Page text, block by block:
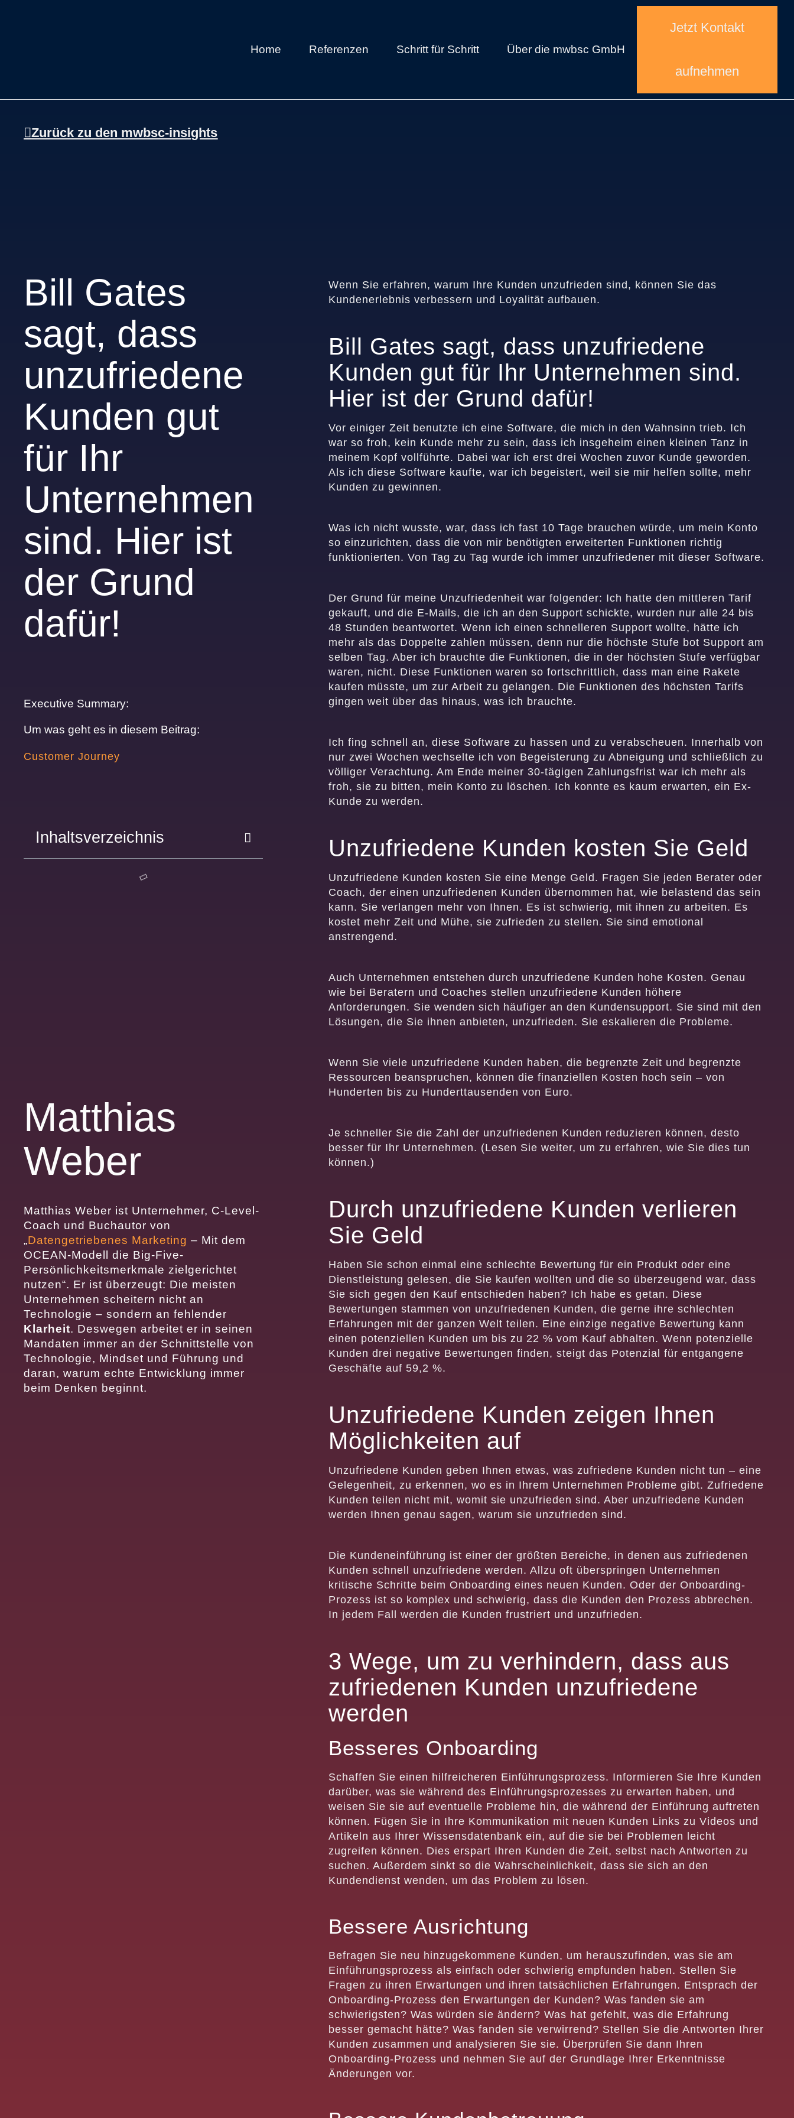
Home Referenzen Schritt für Schritt Über die mwbsc GmbH
Jetzt Kontakt
aufnehmen
Zurück zu den mwbsc-insights
Bill Gates
sagt, dass
unzufriedene
Kunden gut
für Ihr
Unternehmen
sind. Hier ist
der Grund
dafür!
Executive Summary:
Um was geht es in diesem Beitrag:
Customer Journey
Inhaltsverzeichnis
Matthias
Weber
Matthias Weber ist Unternehmer, C-Level-
Coach und Buchautor von
„Datengetriebenes Marketing – Mit dem
OCEAN-Modell die Big-Five-
Persönlichkeitsmerkmale zielgerichtet
nutzen“. Er ist überzeugt: Die meisten
Unternehmen scheitern nicht an
Technologie – sondern an fehlender
Klarheit. Deswegen arbeitet er in seinen
Mandaten immer an der Schnittstelle von
Technologie, Mindset und Führung und
daran, warum echte Entwicklung immer
beim Denken beginnt.
Wenn Sie erfahren, warum Ihre Kunden unzufrieden sind, können Sie das
Kundenerlebnis verbessern und Loyalität aufbauen.
Bill Gates sagt, dass unzufriedene
Kunden gut für Ihr Unternehmen sind.
Hier ist der Grund dafür!
Vor einiger Zeit benutzte ich eine Software, die mich in den Wahnsinn trieb. Ich
war so froh, kein Kunde mehr zu sein, dass ich insgeheim einen kleinen Tanz in
meinem Kopf vollführte. Dabei war ich erst drei Wochen zuvor Kunde geworden.
Als ich diese Software kaufte, war ich begeistert, weil sie mir helfen sollte, mehr
Kunden zu gewinnen.
Was ich nicht wusste, war, dass ich fast 10 Tage brauchen würde, um mein Konto
so einzurichten, dass die von mir benötigten erweiterten Funktionen richtig
funktionierten. Von Tag zu Tag wurde ich immer unzufriedener mit dieser Software.
Der Grund für meine Unzufriedenheit war folgender: Ich hatte den mittleren Tarif
gekauft, und die E-Mails, die ich an den Support schickte, wurden nur alle 24 bis
48 Stunden beantwortet. Wenn ich einen schnelleren Support wollte, hätte ich
mehr als das Doppelte zahlen müssen, denn nur die höchste Stufe bot Support am
selben Tag. Aber ich brauchte die Funktionen, die in der höchsten Stufe verfügbar
waren, nicht. Diese Funktionen waren so fortschrittlich, dass man eine Rakete
kaufen müsste, um zur Arbeit zu gelangen. Die Funktionen des höchsten Tarifs
gingen weit über das hinaus, was ich brauchte.
Ich fing schnell an, diese Software zu hassen und zu verabscheuen. Innerhalb von
nur zwei Wochen wechselte ich von Begeisterung zu Abneigung und schließlich zu
völliger Verachtung. Am Ende meiner 30-tägigen Zahlungsfrist war ich mehr als
froh, sie zu bitten, mein Konto zu löschen. Ich konnte es kaum erwarten, ein Ex-
Kunde zu werden.
Unzufriedene Kunden kosten Sie Geld
Unzufriedene Kunden kosten Sie eine Menge Geld. Fragen Sie jeden Berater oder
Coach, der einen unzufriedenen Kunden übernommen hat, wie belastend das sein
kann. Sie verlangen mehr von Ihnen. Es ist schwierig, mit ihnen zu arbeiten. Es
kostet mehr Zeit und Mühe, sie zufrieden zu stellen. Sie sind emotional
anstrengend.
Auch Unternehmen entstehen durch unzufriedene Kunden hohe Kosten. Genau
wie bei Beratern und Coaches stellen unzufriedene Kunden höhere
Anforderungen. Sie wenden sich häufiger an den Kundensupport. Sie sind mit den
Lösungen, die Sie ihnen anbieten, unzufrieden. Sie eskalieren die Probleme.
Wenn Sie viele unzufriedene Kunden haben, die begrenzte Zeit und begrenzte
Ressourcen beanspruchen, können die finanziellen Kosten hoch sein – von
Hunderten bis zu Hunderttausenden von Euro.
Je schneller Sie die Zahl der unzufriedenen Kunden reduzieren können, desto
besser für Ihr Unternehmen. (Lesen Sie weiter, um zu erfahren, wie Sie dies tun
können.)
Durch unzufriedene Kunden verlieren
Sie Geld
Haben Sie schon einmal eine schlechte Bewertung für ein Produkt oder eine
Dienstleistung gelesen, die Sie kaufen wollten und die so überzeugend war, dass
Sie sich gegen den Kauf entschieden haben? Ich habe es getan. Diese
Bewertungen stammen von unzufriedenen Kunden, die gerne ihre schlechten
Erfahrungen mit der ganzen Welt teilen. Eine einzige negative Bewertung kann
einen potenziellen Kunden um bis zu 22 % vom Kauf abhalten. Wenn potenzielle
Kunden drei negative Bewertungen finden, steigt das Potenzial für entgangene
Geschäfte auf 59,2 %.
Unzufriedene Kunden zeigen Ihnen
Möglichkeiten auf
Unzufriedene Kunden geben Ihnen etwas, was zufriedene Kunden nicht tun – eine
Gelegenheit, zu erkennen, wo es in Ihrem Unternehmen Probleme gibt. Zufriedene
Kunden teilen nicht mit, womit sie unzufrieden sind. Aber unzufriedene Kunden
werden Ihnen genau sagen, warum sie unzufrieden sind.
Die Kundeneinführung ist einer der größten Bereiche, in denen aus zufriedenen
Kunden schnell unzufriedene werden. Allzu oft überspringen Unternehmen
kritische Schritte beim Onboarding eines neuen Kunden. Oder der Onboarding-
Prozess ist so komplex und schwierig, dass die Kunden den Prozess abbrechen.
In jedem Fall werden die Kunden frustriert und unzufrieden.
3 Wege, um zu verhindern, dass aus
zufriedenen Kunden unzufriedene
werden
Besseres Onboarding
Schaffen Sie einen hilfreicheren Einführungsprozess. Informieren Sie Ihre Kunden
darüber, was sie während des Einführungsprozesses zu erwarten haben, und
weisen Sie sie auf eventuelle Probleme hin, die während der Einführung auftreten
können. Fügen Sie in Ihre Kommunikation mit neuen Kunden Links zu Videos und
Artikeln aus Ihrer Wissensdatenbank ein, auf die sie bei Problemen leicht
zugreifen können. Dies erspart Ihren Kunden die Zeit, selbst nach Antworten zu
suchen. Außerdem sinkt so die Wahrscheinlichkeit, dass sie sich an den
Kundendienst wenden, um das Problem zu lösen.
Bessere Ausrichtung
Befragen Sie neu hinzugekommene Kunden, um herauszufinden, was sie am
Einführungsprozess als einfach oder schwierig empfunden haben. Stellen Sie
Fragen zu ihren Erwartungen und ihren tatsächlichen Erfahrungen. Entsprach der
Onboarding-Prozess den Erwartungen der Kunden? Was fanden sie am
schwierigsten? Was würden sie ändern? Was hat gefehlt, was die Erfahrung
besser gemacht hätte? Was fanden sie verwirrend? Stellen Sie die Antworten Ihrer
Kunden zusammen und analysieren Sie sie. Überprüfen Sie dann Ihren
Onboarding-Prozess und nehmen Sie auf der Grundlage Ihrer Erkenntnisse
Änderungen vor.